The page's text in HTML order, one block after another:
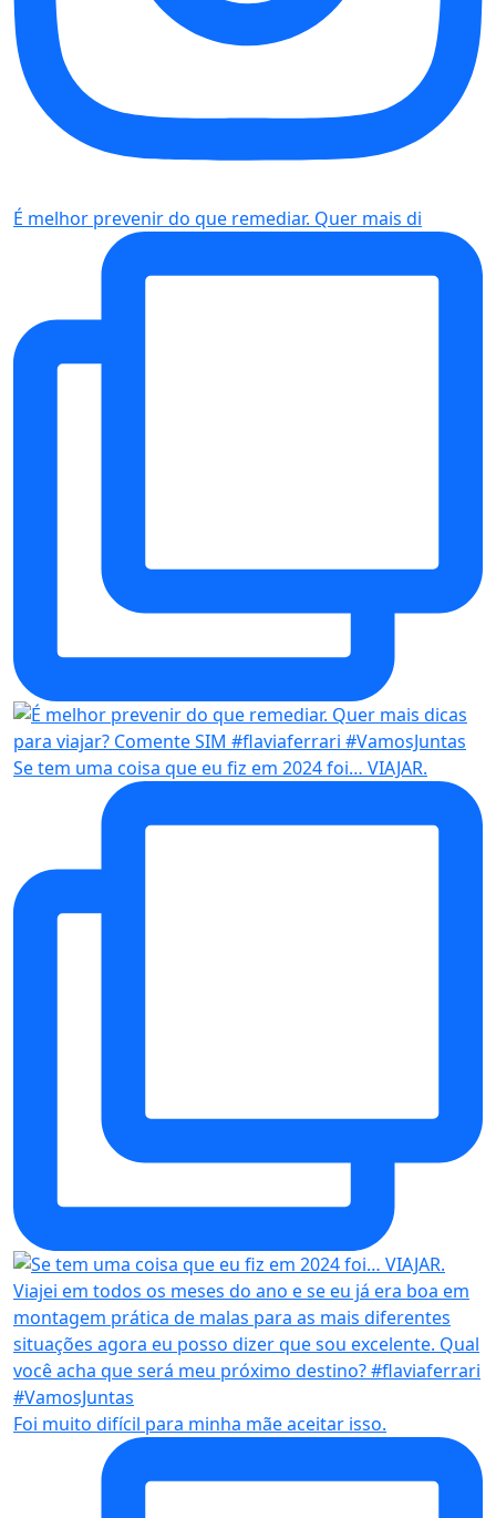
É melhor prevenir do que remediar. Quer mais di
Se tem uma coisa que eu fiz em 2024 foi… VIAJAR.
Foi muito difícil para minha mãe aceitar isso.